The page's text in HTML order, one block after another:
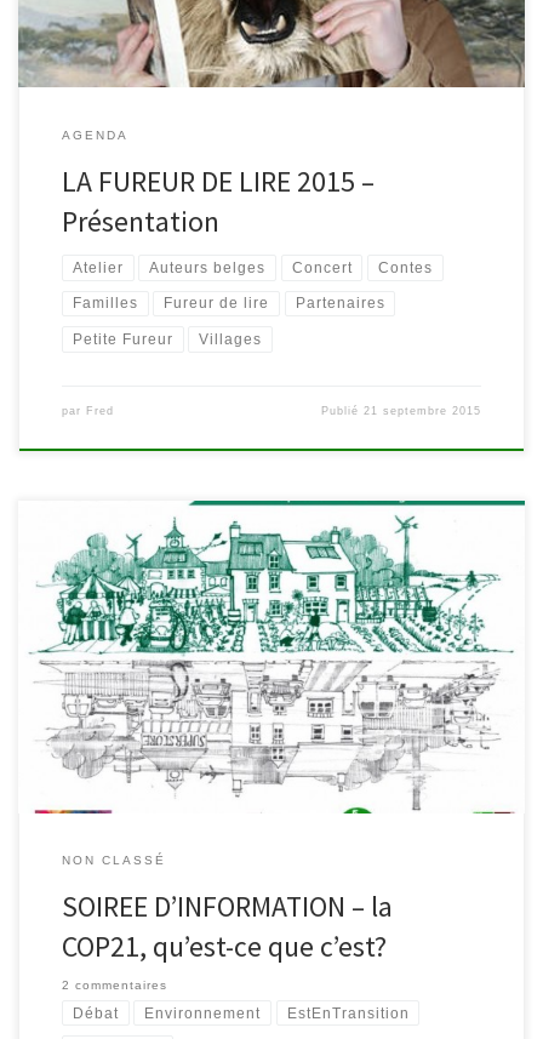
AGENDA
LA FUREUR DE LIRE 2015 –
Présentation
Atelier Auteurs belges Concert Contes
Familles Fureur de lire Partenaires
Petite Fureur Villages
par Fred Publié 21 septembre 2015
Le vendredi 25 septembre à 19h30 à la maison du parc de
Botrange, la plateforme EstEnTransition vous invite à une soirée
d’information sur le 21ème Sommet climatique qui est organisé à
Paris du 30 novembre au 11 décembre 2015. Marius Nicolas,
diplômé en écologie humaine, vous donnera une information
détaillée […]
NON CLASSÉ
SOIREE D’INFORMATION – la
COP21, qu’est-ce que c’est?
2 commentaires
Débat Environnement EstEnTransition